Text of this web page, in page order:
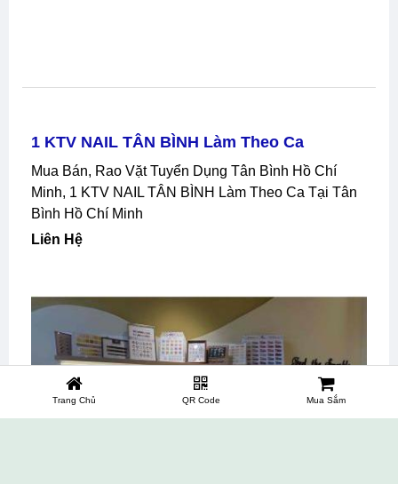
1 KTV NAIL TÂN BÌNH Làm Theo Ca
Mua Bán, Rao Vặt Tuyển Dụng Tân Bình Hồ Chí
Minh, 1 KTV NAIL TÂN BÌNH Làm Theo Ca Tại Tân
Bình Hồ Chí Minh
Liên Hệ
Trang Chủ QR Code Mua Sắm